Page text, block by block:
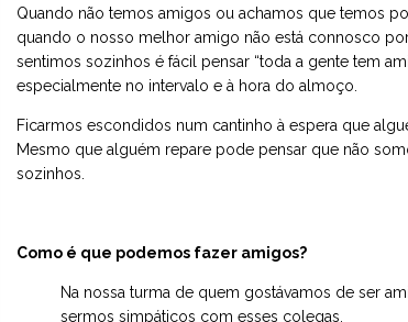
Quando não temos amigos ou achamos que temos
quando o nosso melhor amigo não está connosco
sentimos sozinhos é fácil pensar “toda a gente tem
especialmente no intervalo e à hora do almoço.
Ficarmos escondidos num cantinho à espera que
Mesmo que alguém repare pode pensar que não
sozinhos.
Como é que podemos fazer amigos?
Na nossa turma de quem gostávamos de ser
sermos simpáticos com esses colegas.